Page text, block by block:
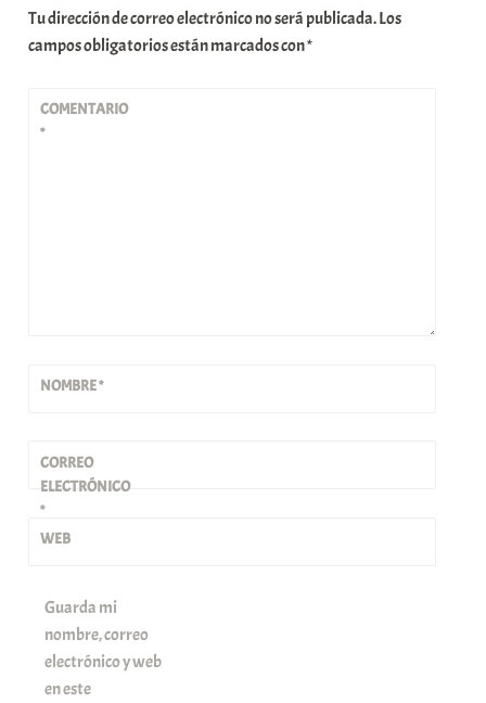
Tu dirección de correo electrónico no será publicada.Los
campos obligatorios están marcados con*
COMENTARIO
*
NOMBRE*
CORREO
ELECTRÓNICO
*
WEB
Guarda mi
nombre, correo
electrónico y web
en este